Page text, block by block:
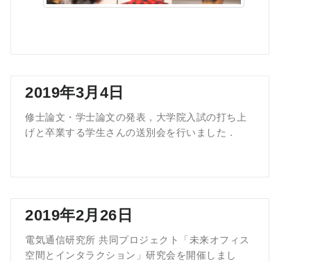
2019年3月4日
修士論文・学士論文の発表，大学院入試の打ち上
げと卒業する学生さんの送別会を行いました．
2019年2月26日
電気通信研究所 共同プロジェクト「未来オフィス
空間とインタラクション」研究会を開催しまし